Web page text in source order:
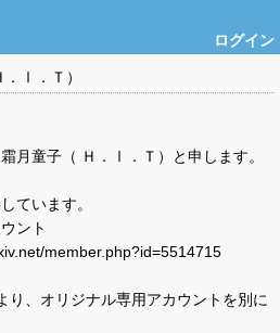
ログイン
．Ⅰ．Ｔ）
月童子（ Ｈ．Ⅰ．Ｔ）と申します。
ています。
ント
member.php?id=5514715
り、オリジナル専用アカウントを別に